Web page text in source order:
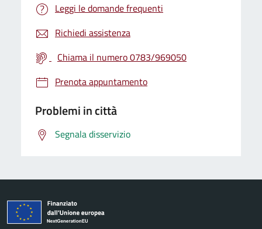
Leggi le domande frequenti
Richiedi assistenza
Chiama il numero 0783/969050
Prenota appuntamento
Problemi in città
Segnala disservizio